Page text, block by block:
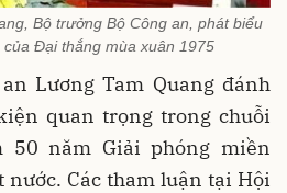
Bộ trưởng Bộ Công an, phát biểu
Đại thắng mùa xuân 1975
Lương Tam Quang đánh
quan trọng trong chuỗi
50 năm Giải phóng miền
nước. Các tham luận tại Hội